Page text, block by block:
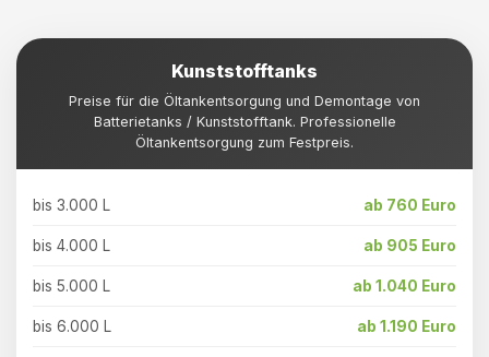
Kunststofftanks
Preise für die Öltankentsorgung und Demontage von
Batterietanks / Kunststofftank. Professionelle
Öltankentsorgung zum Festpreis.
bis 3.000 L ab 760 Euro
bis 4.000 L ab 905 Euro
bis 5.000 L ab 1.040 Euro
bis 6.000 L ab 1.190 Euro